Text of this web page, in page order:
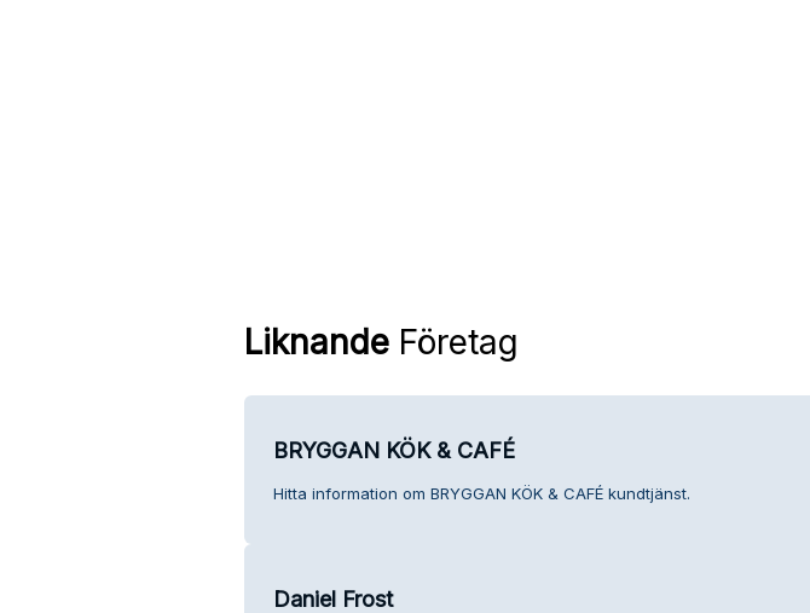
LiknandeFöretag
BRYGGAN KÖK & CAFÉ
Hitta information om BRYGGAN KÖK & CAFÉ kundtjänst.
Daniel Frost